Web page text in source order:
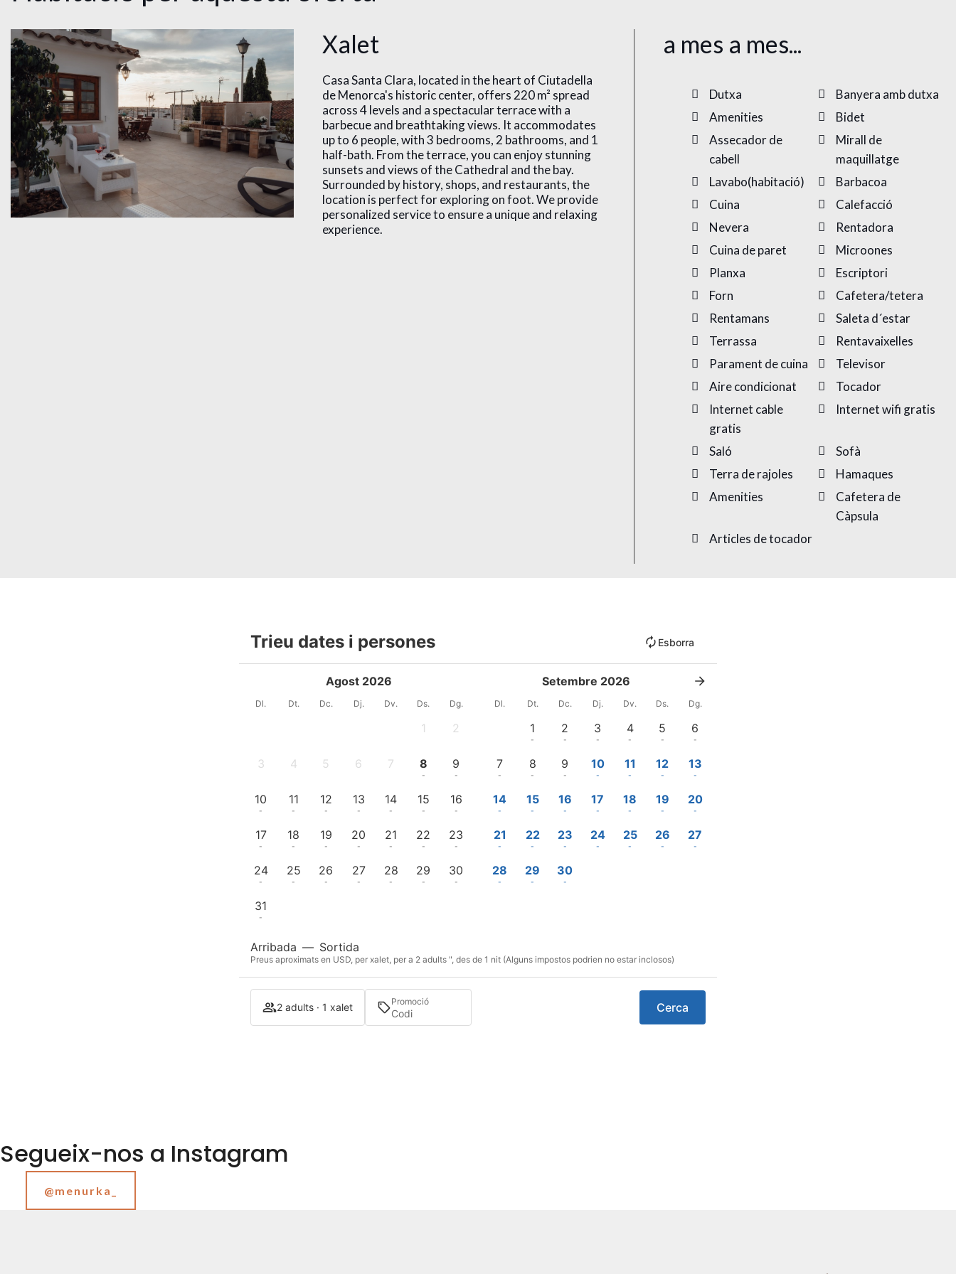
Xalet
Casa Santa Clara, located in the heart of Ciutadella
de Menorca's historic center, offers 220 m² spread
across 4 levels and a spectacular terrace with a
barbecue and breathtaking views. It accommodates
up to 6 people, with 3 bedrooms, 2 bathrooms, and 1
half-bath. From the terrace, you can enjoy stunning
sunsets and views of the Cathedral and the bay.
Surrounded by history, shops, and restaurants, the
location is perfect for exploring on foot. We provide
personalized service to ensure a unique and relaxing
experience.
a mes a mes...
Dutxa
Banyera amb dutxa
Amenities
Bidet
Assecador de
cabell
Mirall de
maquillatge
Lavabo(habitació)
Barbacoa
Cuina
Calefacció
Nevera
Rentadora
Cuina de paret
Microones
Planxa
Escriptori
Forn
Cafetera/tetera
Rentamans
Saleta d´estar
Terrassa
Rentavaixelles
Parament de cuina
Televisor
Aire condicionat
Tocador
Internet cable
gratis
Internet wifi gratis
Saló
Sofà
Terra de rajoles
Hamaques
Amenities
Cafetera de
Càpsula
Articles de tocador
Trieu dates i persones Esborra
Agost 2026
Dl. Dt. Dc. Dj. Dv. Ds. Dg.
1 2
3 4 5 6 7 8
-
9
-
10
-
11
-
12
-
13
-
14
-
15
-
16
-
17
-
18
-
19
-
20
-
21
-
22
-
23
-
24
-
25
-
26
-
27
-
28
-
29
-
30
-
31
-
Setembre 2026
Dl. Dt. Dc. Dj. Dv. Ds. Dg.
1
-
2
-
3
-
4
-
5
-
6
-
7
-
8
-
9
-
10
-
11
-
12
-
13
-
14
-
15
-
16
-
17
-
18
-
19
-
20
-
21
-
22
-
23
-
24
-
25
-
26
-
27
-
28
-
29
-
30
-
Arribada — Sortida
Preus aproximats en USD, per xalet, per a 2 adults ", des de 1 nit (Alguns impostos podrien no estar inclosos)
2 adults · 1 xalet Promoció Cerca
Segueix-nos a Instagram
@menurka_